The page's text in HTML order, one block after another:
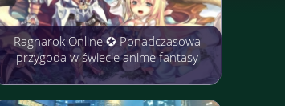
Ragnarok Online ✪ Ponadczasowa
przygoda w świecie anime fantasy